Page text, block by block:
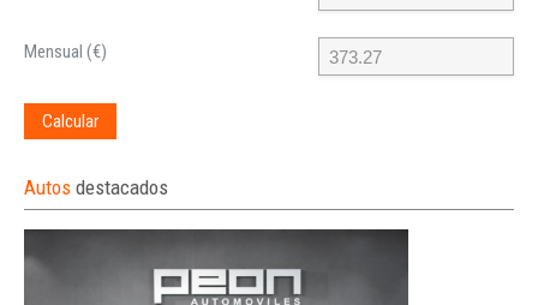
Mensual (€)
Calcular
Autos destacados